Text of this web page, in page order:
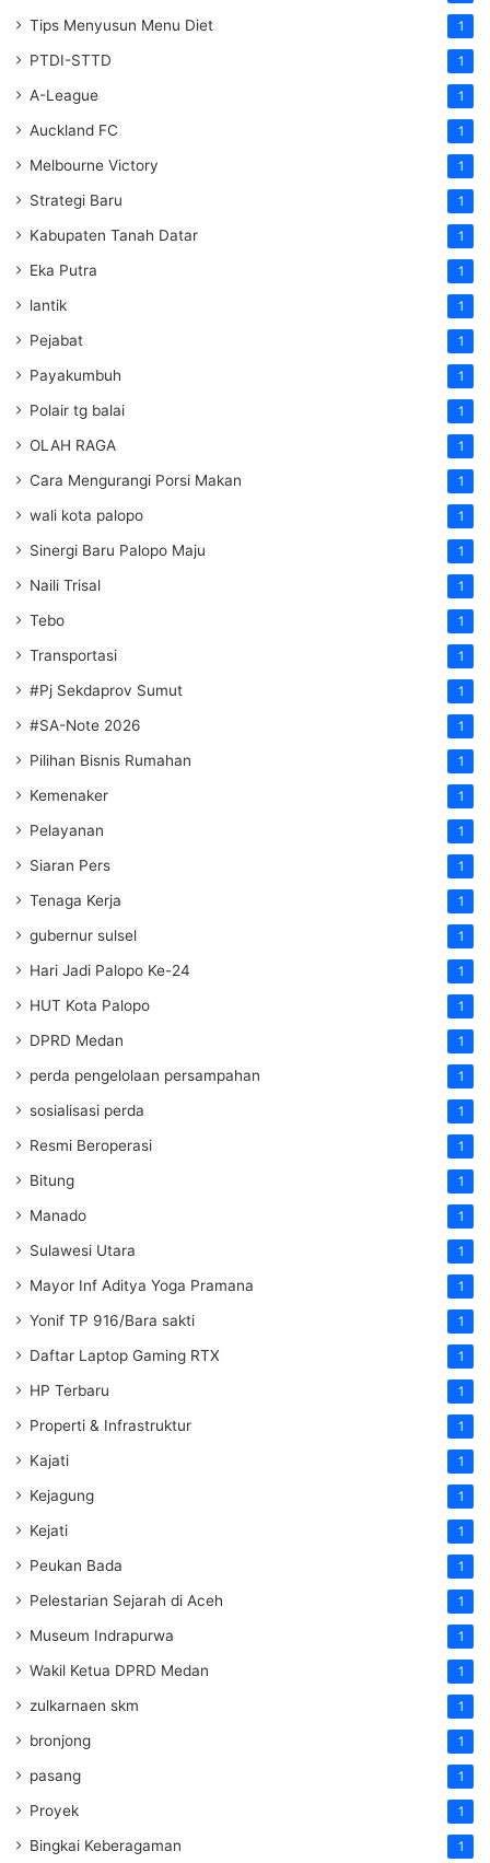
Tips Menyusun Menu Diet 1
PTDI-STTD 1
A-League 1
Auckland FC 1
Melbourne Victory 1
Strategi Baru 1
Kabupaten Tanah Datar 1
Eka Putra 1
lantik 1
Pejabat 1
Payakumbuh 1
Polair tg balai 1
OLAH RAGA 1
Cara Mengurangi Porsi Makan 1
wali kota palopo 1
Sinergi Baru Palopo Maju 1
Naili Trisal 1
Tebo 1
Transportasi 1
#Pj Sekdaprov Sumut 1
#SA-Note 2026 1
Pilihan Bisnis Rumahan 1
Kemenaker 1
Pelayanan 1
Siaran Pers 1
Tenaga Kerja 1
gubernur sulsel 1
Hari Jadi Palopo Ke-24 1
HUT Kota Palopo 1
DPRD Medan 1
perda pengelolaan persampahan 1
sosialisasi perda 1
Resmi Beroperasi 1
Bitung 1
Manado 1
Sulawesi Utara 1
Mayor Inf Aditya Yoga Pramana 1
Yonif TP 916/Bara sakti 1
Daftar Laptop Gaming RTX 1
HP Terbaru 1
Properti & Infrastruktur 1
Kajati 1
Kejagung 1
Kejati 1
Peukan Bada 1
Pelestarian Sejarah di Aceh 1
Museum Indrapurwa 1
Wakil Ketua DPRD Medan 1
zulkarnaen skm 1
bronjong 1
pasang 1
Proyek 1
Bingkai Keberagaman 1